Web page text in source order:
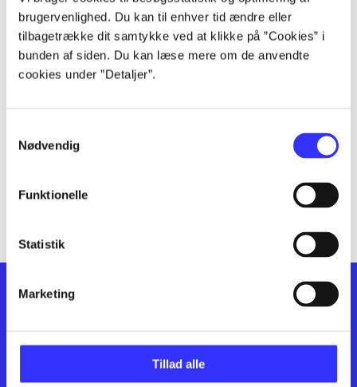
brugervenlighed. Du kan til enhver tid ændre eller
tilbagetrække dit samtykke ved at klikke på ”Cookies” i
bunden af siden. Du kan læse mere om de anvendte
cookies under ”Detaljer”.
Nødvendig
Funktionelle
Statistik
Marketing
Tillad alle
lorem ipsum dolor sit amet ...
lorem ipsum dolor sit amet ...
lorem ipsum dolor sit amet ...
lorem ipsum dolor sit amet ...
lorem ipsum dolor sit amet ...
lorem ipsum dolor sit amet ...